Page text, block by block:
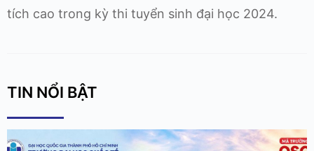
tích cao trong kỳ thi tuyển sinh đại học 2024.
TIN NỔI BẬT